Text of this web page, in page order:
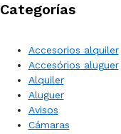
Categorías
Accesorios alquiler
Accesórios aluguer
Alquiler
Aluguer
Avisos
Cámaras